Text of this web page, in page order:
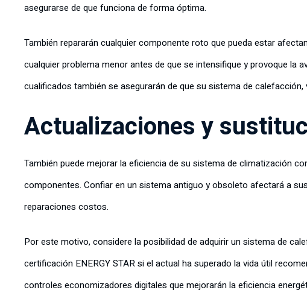
asegurarse de que funciona de forma óptima.
También repararán cualquier componente roto que pueda estar
cualquier problema menor antes de que se intensifique y provoque la
cualificados también se asegurarán de que su sistema de
Actualizaciones y
También puede mejorar la eficiencia de su sistema de climatización
componentes. Confiar en un sistema antiguo y obsoleto afectará a
reparaciones costos.
Por este motivo, considere la posibilidad de adquirir un sistema de
certificación ENERGY STAR si el actual ha superado la vida útil
controles economizadores digitales que mejorarán la eficiencia